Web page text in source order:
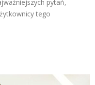
pytań,
tego